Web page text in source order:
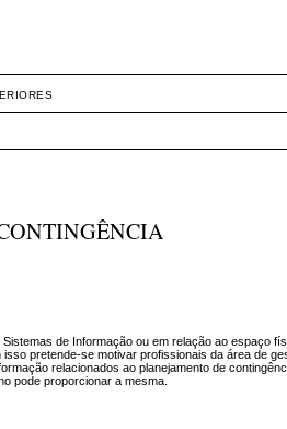
de Informação ou em relação ao espaço
pretende-se motivar profissionais da área de
relacionados ao planejamento de
pode proporcionar a mesma.